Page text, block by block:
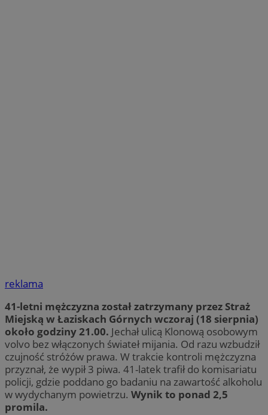
reklama
41-letni mężczyzna został zatrzymany przez Straż
Miejską w Łaziskach Górnych wczoraj (18 sierpnia)
około godziny 21.00. Jechał ulicą Klonową osobowym
volvo bez włączonych świateł mijania. Od razu wzbudził
czujność stróżów prawa. W trakcie kontroli mężczyzna
przyznał, że wypił 3 piwa. 41-latek trafił do komisariatu
policji, gdzie poddano go badaniu na zawartość alkoholu
w wydychanym powietrzu. Wynik to ponad 2,5
promila.